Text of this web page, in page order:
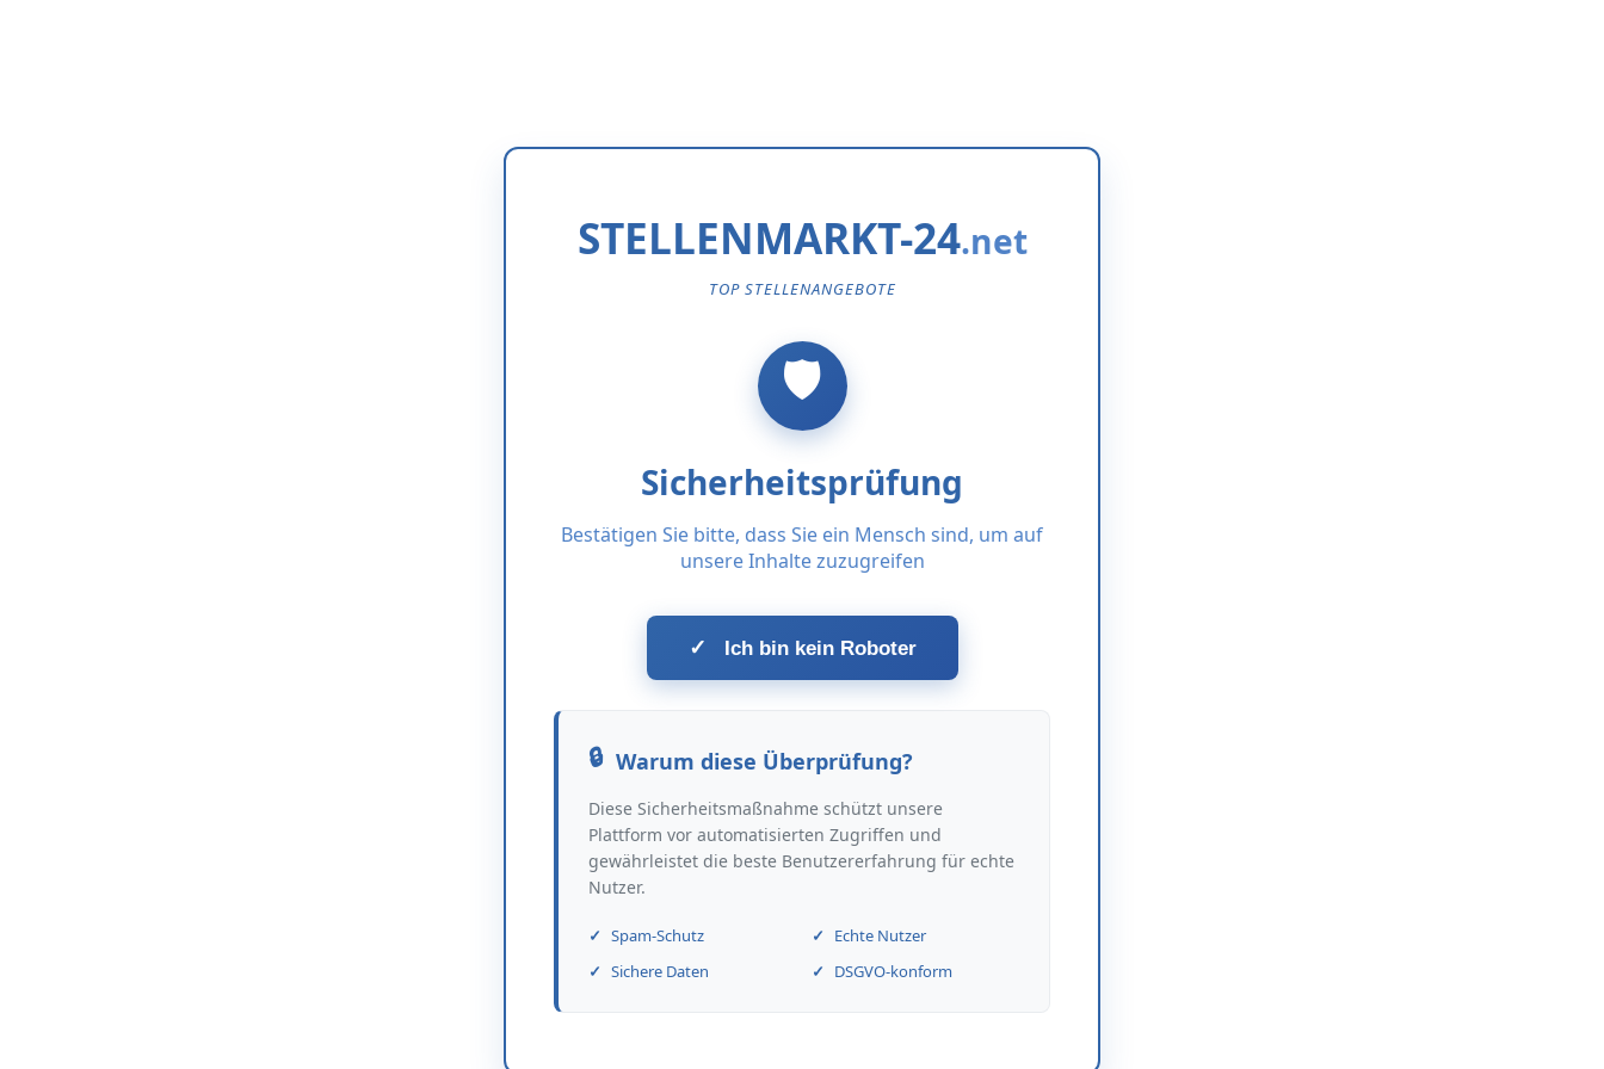
STELLENMARKT-24
TOP STELLENANGEBOTE
Sicherheitsprüfung
Bestätigen Sie bitte, dass Sie ein Mensch sind, um auf
unsere Inhalte zuzugreifen
✓ Ich bin kein Roboter
Warum diese Überprüfung?
Diese Sicherheitsmaßnahme schützt unsere
Plattform vor automatisierten Zugriffen und
gewährleistet die beste Benutzererfahrung für echte
Nutzer.
Spam-Schutz
Echte Nutzer
Sichere Daten
DSGVO-konform